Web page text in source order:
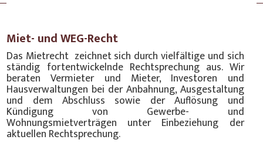
Miet- und WEG-Recht
Das Mietrecht zeichnet sich durch vielfältige und sich
ständig fortentwickelnde Rechtsprechung aus. Wir
beraten Vermieter und Mieter, Investoren und
Hausverwaltungen bei der Anbahnung, Ausgestaltung
und dem Abschluss sowie der Auflösung und
Kündigung von Gewerbe- und
Wohnungsmietverträgen unter Einbeziehung der
aktuellen Rechtsprechung.